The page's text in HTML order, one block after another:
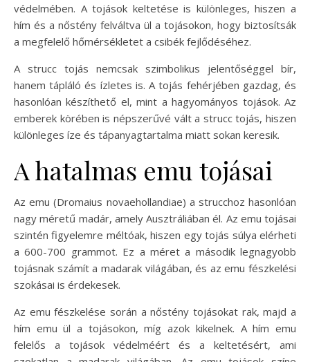
védelmében. A tojások keltetése is különleges, hiszen a
hím és a nőstény felváltva ül a tojásokon, hogy biztosítsák
a megfelelő hőmérsékletet a csibék fejlődéséhez.
A strucc tojás nemcsak szimbolikus jelentőséggel bír,
hanem tápláló és ízletes is. A tojás fehérjében gazdag, és
hasonlóan készíthető el, mint a hagyományos tojások. Az
emberek körében is népszerűvé vált a strucc tojás, hiszen
különleges íze és tápanyagtartalma miatt sokan keresik.
A hatalmas emu tojásai
Az emu (Dromaius novaehollandiae) a strucchoz hasonlóan
nagy méretű madár, amely Ausztráliában él. Az emu tojásai
szintén figyelemre méltóak, hiszen egy tojás súlya elérheti
a 600-700 grammot. Ez a méret a második legnagyobb
tojásnak számít a madarak világában, és az emu fészkelési
szokásai is érdekesek.
Az emu fészkelése során a nőstény tojásokat rak, majd a
hím emu ül a tojásokon, míg azok kikelnek. A hím emu
felelős a tojások védelméért és a keltetésért, ami